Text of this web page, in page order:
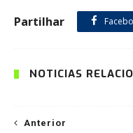
Partilhar
NOTÍCIAS
Anterior